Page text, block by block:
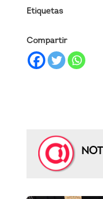
Etiquetas
Compartir